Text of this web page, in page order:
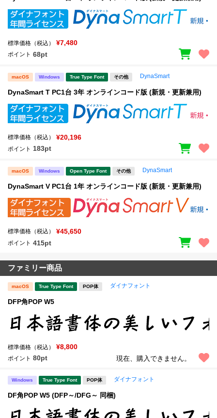
標準価格（税込） ¥7,480
ポイント 68pt
macOS Windows True Type Font その他 DynaSmart
DynaSmart T PC1台 3年 オンラインコード版 (新規・更新兼用)
標準価格（税込） ¥20,196
ポイント 183pt
macOS Windows Open Type Font その他 DynaSmart
DynaSmart V PC1台 1年 オンラインコード版 (新規・更新兼用)
標準価格（税込） ¥45,650
ポイント 415pt
ファミリー商品
macOS True Type Font POP体 ダイナフォント
DFP角POP W5
標準価格（税込） ¥8,800
ポイント 80pt 現在、購入できません。
Windows True Type Font POP体 ダイナフォント
DF角POP W5 (DFP～/DFG～ 同梱)